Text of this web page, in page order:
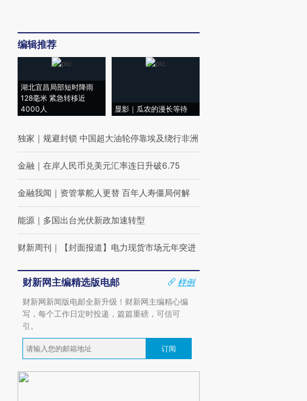
编辑推荐
湖北宜昌局部短时降雨
128毫米 紧急转移近
4000人
显影｜瓜农的漫长等待
独家 ｜ 规避封锁 中国超大油轮停靠埃及绕行非洲
金融 ｜ 在岸人民币兑美元汇率连日升破6.75
金融我闻 ｜ 资管掌舵人更替 百年人寿僵局何解
能源 ｜ 多国出台光伏新政加速转型
财新周刊 ｜ 【封面报道】电力现货市场元年突进
财新网主编精选版电邮
样例
财新网新闻版电邮全新升级！财新网主编精心编
写，每个工作日定时投递，篇篇重磅，可信可
引。
订阅